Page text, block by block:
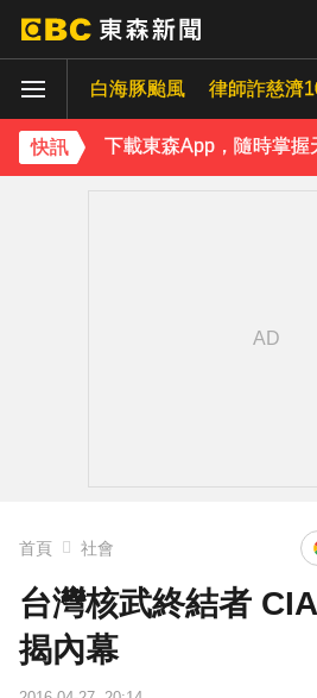
白海豚颱風 律師詐慈濟
快訊
下載東森App，隨時掌握
首頁 社會
台灣核武終結者
揭內幕